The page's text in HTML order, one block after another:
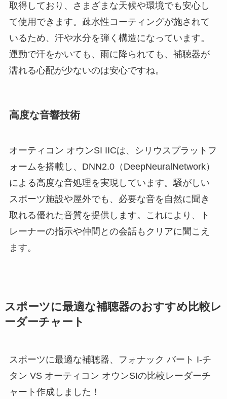
取得しており、さまざまな天候や環境でも安心し
て使用できます。疎水性コーティングが施されて
いるため、汗や水分を弾く構造になっています。
運動で汗をかいても、雨に降られても、補聴器が
濡れる心配が少ないのは安心ですね。
高度な音響技術
オーティコン オウンSI IICは、シリウスプラットフ
ォームを搭載し、DNN2.0（DeepNeuralNetwork）
による高度な音処理を実現しています。騒がしい
スポーツ施設や屋外でも、必要な音を自然に聞き
取れる優れた音質を提供します。これにより、ト
レーナーの指示や仲間との会話もクリアに聞こえ
ます。
スポーツに最適な補聴器のおすすめ比較レ
ーダーチャート
スポーツに最適な補聴器、フォナック バート I-チ
タン VS オーティコン オウンSIの比較レーダーチ
ャート作成しました！